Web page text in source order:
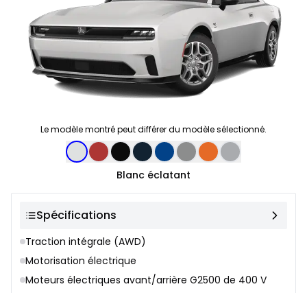
Le modèle montré peut différer du modèle sélectionné.
Sélection de couleur
Blanc éclatant
Spécifications
Traction intégrale (AWD)
Motorisation électrique
Moteurs électriques avant/arrière G2500 de 400 V